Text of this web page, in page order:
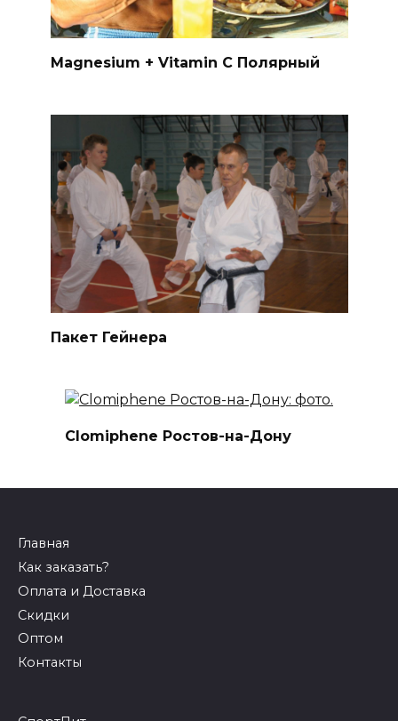
Magnesium + Vitamin C Полярный
Пакет Гейнера
Clomiphene Ростов-на-Дону
Главная
Как заказать?
Оплата и Доставка
Скидки
Оптом
Контакты